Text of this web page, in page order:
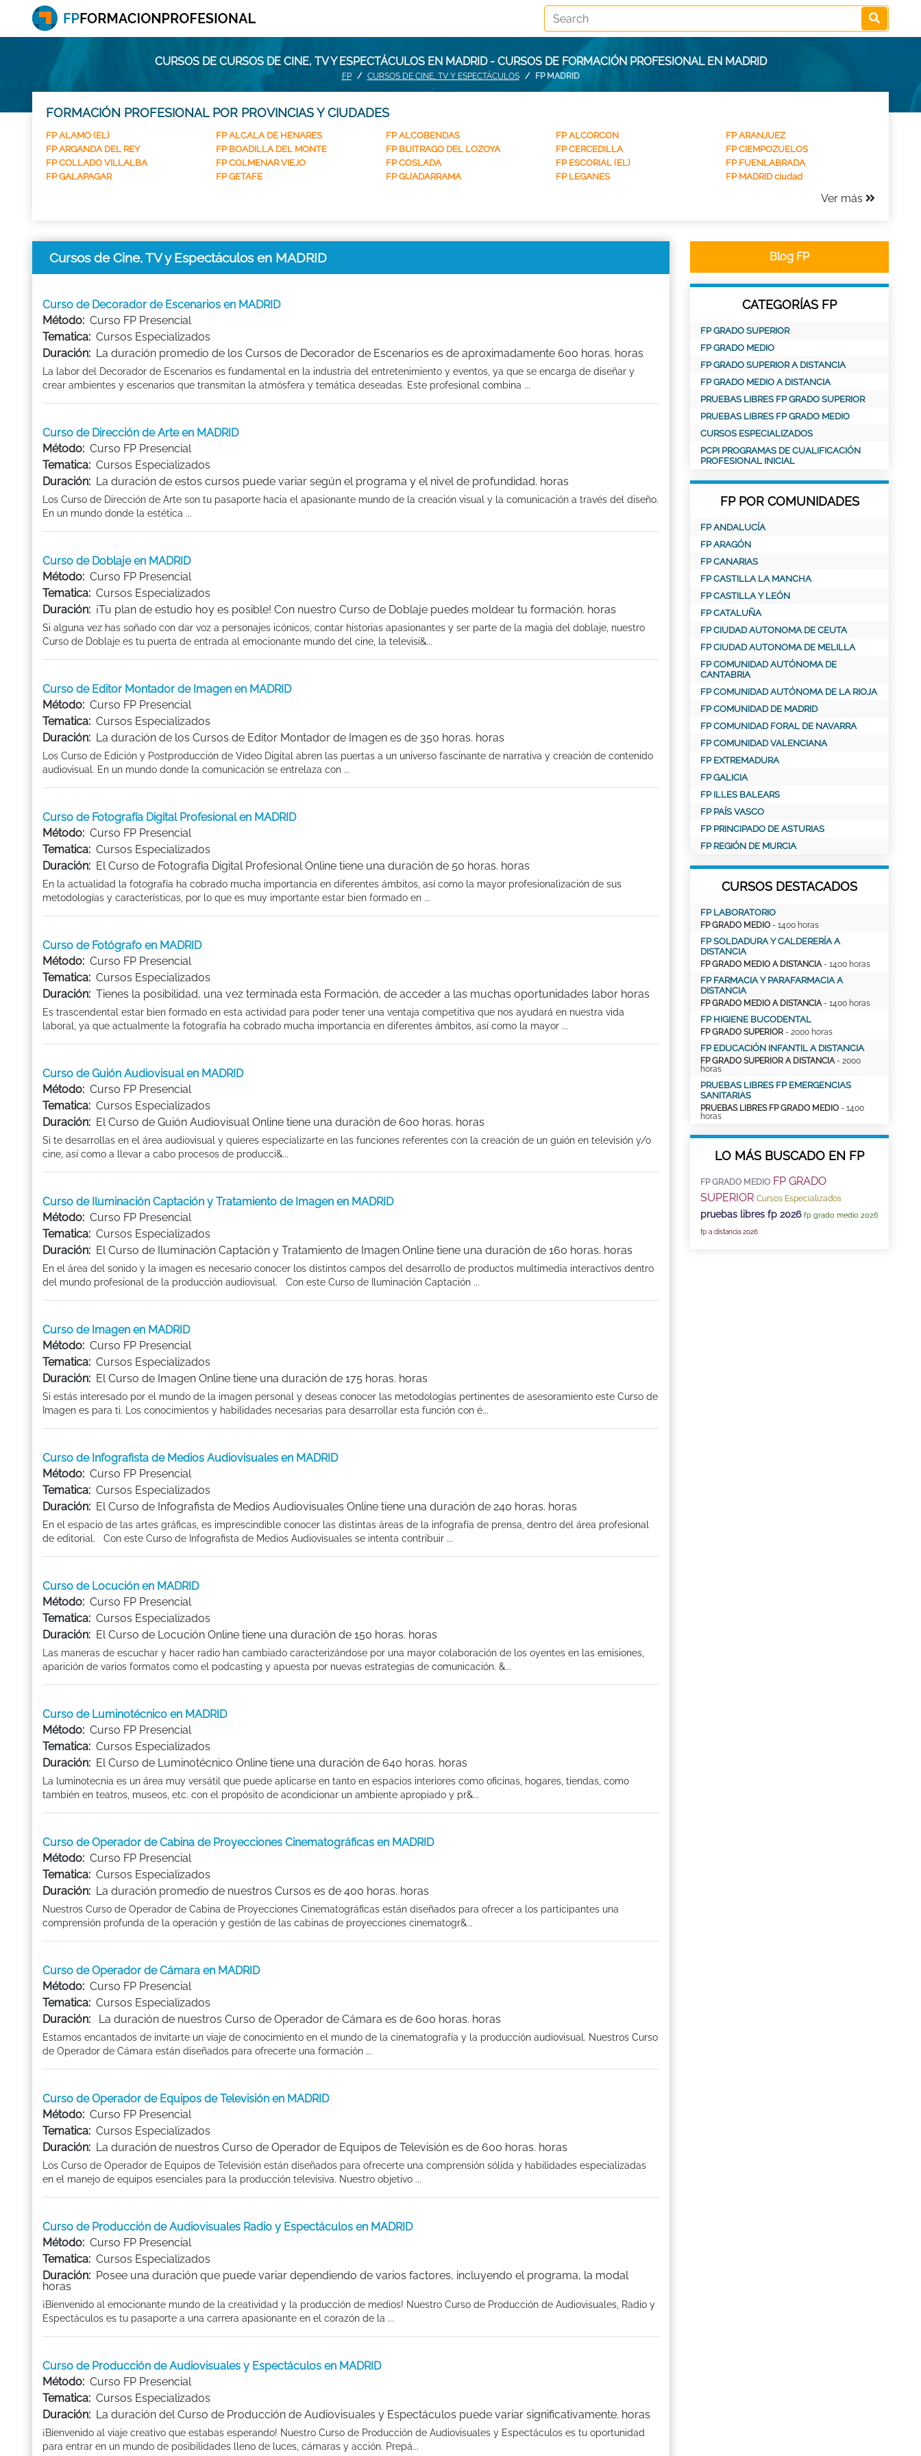
CURSOS DE CURSOS DE CINE, TV Y ESPECTÁCULOS EN MADRID - CURSOS DE FORMACIÓN PROFESIONAL EN MADRID
FP CURSOS DE CINE, TV Y ESPECTÁCULOS FP MADRID
FORMACIÓN PROFESIONAL POR PROVINCIAS Y CIUDADES
FP ALAMO (EL) FP ALCALA DE HENARES FP ALCOBENDAS FP ALCORCON
FP ARANJUEZ
FP ARGANDA DEL REY
FP BOADILLA DEL MONTE FP BUITRAGO DEL LOZOYA FP CERCEDILLA
FP CIEMPOZUELOS
FP COLLADO VILLALBA
FP COLMENAR VIEJO FP COSLADA FP ESCORIAL (EL)
FP FUENLABRADA
FP GALAPAGAR
FP GETAFE FP GUADARRAMA FP LEGANES FP MADRID ciudad
Ver más
Cursos de Cine, TV y Espectáculos en MADRID
Curso de Decorador de Escenarios en MADRID
Método: Curso FP Presencial
Tematica: Cursos Especializados
Duración: La duración promedio de los Cursos de Decorador de Escenarios es de aproximadamente 600 horas. horas
La labor del Decorador de Escenarios es fundamental en la industria del entretenimiento y eventos, ya que se encarga de diseñar y
crear ambientes y escenarios que transmitan la atmósfera y temática deseadas. Este profesional combina ...
Curso de Dirección de Arte en MADRID
Método: Curso FP Presencial
Tematica: Cursos Especializados
Duración: La duración de estos cursos puede variar según el programa y el nivel de profundidad. horas
Los Curso de Dirección de Arte son tu pasaporte hacia el apasionante mundo de la creación visual y la comunicación a través del diseño.
En un mundo donde la estética ...
Curso de Doblaje en MADRID
Método: Curso FP Presencial
Tematica: Cursos Especializados
Duración: ¡Tu plan de estudio hoy es posible! Con nuestro Curso de Doblaje puedes moldear tu formación. horas
Si alguna vez has soñado con dar voz a personajes icónicos, contar historias apasionantes y ser parte de la magia del doblaje, nuestro
Curso de Doblaje es tu puerta de entrada al emocionante mundo del cine, la televisi&...
Curso de Editor Montador de Imagen en MADRID
Método: Curso FP Presencial
Tematica: Cursos Especializados
Duración: La duración de los Cursos de Editor Montador de Imagen es de 350 horas. horas
Los Curso de Edición y Postproducción de Vídeo Digital abren las puertas a un universo fascinante de narrativa y creación de contenido
audiovisual. En un mundo donde la comunicación se entrelaza con ...
Curso de Fotografía Digital Profesional en MADRID
Método: Curso FP Presencial
Tematica: Cursos Especializados
Duración: El Curso de Fotografía Digital Profesional Online tiene una duración de 50 horas. horas
En la actualidad la fotografía ha cobrado mucha importancia en diferentes ámbitos, así como la mayor profesionalización de sus
metodologías y características, por lo que es muy importante estar bien formado en ...
Curso de Fotógrafo en MADRID
Método: Curso FP Presencial
Tematica: Cursos Especializados
Duración: Tienes la posibilidad, una vez terminada esta Formación, de acceder a las muchas oportunidades labor horas
Es trascendental estar bien formado en esta actividad para poder tener una ventaja competitiva que nos ayudará en nuestra vida
laboral, ya que actualmente la fotografía ha cobrado mucha importancia en diferentes ámbitos, así como la mayor ...
Curso de Guión Audiovisual en MADRID
Método: Curso FP Presencial
Tematica: Cursos Especializados
Duración: El Curso de Guión Audiovisual Online tiene una duración de 600 horas. horas
Si te desarrollas en el área audiovisual y quieres especializarte en las funciones referentes con la creación de un guión en televisión y/o
cine, así como a llevar a cabo procesos de producci&...
Curso de Iluminación Captación y Tratamiento de Imagen en MADRID
Método: Curso FP Presencial
Tematica: Cursos Especializados
Duración: El Curso de Iluminación Captación y Tratamiento de Imagen Online tiene una duración de 160 horas. horas
En el área del sonido y la imagen es necesario conocer los distintos campos del desarrollo de productos multimedia interactivos dentro
del mundo profesional de la producción audiovisual. Con este Curso de Iluminación Captación ...
Curso de Imagen en MADRID
Método: Curso FP Presencial
Tematica: Cursos Especializados
Duración: El Curso de Imagen Online tiene una duración de 175 horas. horas
Si estás interesado por el mundo de la imagen personal y deseas conocer las metodologías pertinentes de asesoramiento este Curso de
Imagen es para ti. Los conocimientos y habilidades necesarias para desarrollar esta función con é...
Curso de Infografista de Medios Audiovisuales en MADRID
Método: Curso FP Presencial
Tematica: Cursos Especializados
Duración: El Curso de Infografista de Medios Audiovisuales Online tiene una duración de 240 horas. horas
En el espacio de las artes gráficas, es imprescindible conocer las distintas áreas de la infografía de prensa, dentro del área profesional
de editorial. Con este Curso de Infografista de Medios Audiovisuales se intenta contribuir ...
Curso de Locución en MADRID
Método: Curso FP Presencial
Tematica: Cursos Especializados
Duración: El Curso de Locución Online tiene una duración de 150 horas. horas
Las maneras de escuchar y hacer radio han cambiado caracterizándose por una mayor colaboración de los oyentes en las emisiones,
aparición de varios formatos como el podcasting y apuesta por nuevas estrategias de comunicación. &...
Curso de Luminotécnico en MADRID
Método: Curso FP Presencial
Tematica: Cursos Especializados
Duración: El Curso de Luminotécnico Online tiene una duración de 640 horas. horas
La luminotecnia es un área muy versátil que puede aplicarse en tanto en espacios interiores como oficinas, hogares, tiendas, como
también en teatros, museos, etc. con el propósito de acondicionar un ambiente apropiado y pr&...
Curso de Operador de Cabina de Proyecciones Cinematográficas en MADRID
Método: Curso FP Presencial
Tematica: Cursos Especializados
Duración: La duración promedio de nuestros Cursos es de 400 horas. horas
Nuestros Curso de Operador de Cabina de Proyecciones Cinematográficas están diseñados para ofrecer a los participantes una
comprensión profunda de la operación y gestión de las cabinas de proyecciones cinematogr&...
Curso de Operador de Cámara en MADRID
Método: Curso FP Presencial
Tematica: Cursos Especializados
Duración:
La duración de nuestros Curso de Operador de Cámara es de 600 horas. horas
Estamos encantados de invitarte un viaje de conocimiento en el mundo de la cinematografía y la producción audiovisual. Nuestros Curso
de Operador de Cámara están diseñados para ofrecerte una formación ...
Curso de Operador de Equipos de Televisión en MADRID
Método: Curso FP Presencial
Tematica: Cursos Especializados
Duración: La duración de nuestros Curso de Operador de Equipos de Televisión es de 600 horas. horas
Los Curso de Operador de Equipos de Televisión están diseñados para ofrecerte una comprensión sólida y habilidades especializadas
en el manejo de equipos esenciales para la producción televisiva. Nuestro objetivo ...
Curso de Producción de Audiovisuales Radio y Espectáculos en MADRID
Método: Curso FP Presencial
Tematica: Cursos Especializados
Duración: Posee una duración que puede variar dependiendo de varios factores, incluyendo el programa, la modal
horas
¡Bienvenido al emocionante mundo de la creatividad y la producción de medios! Nuestro Curso de Producción de Audiovisuales, Radio y
Espectáculos es tu pasaporte a una carrera apasionante en el corazón de la ...
Curso de Producción de Audiovisuales y Espectáculos en MADRID
Método: Curso FP Presencial
Tematica: Cursos Especializados
Duración: La duración del Curso de Producción de Audiovisuales y Espectáculos puede variar significativamente. horas
¡Bienvenido al viaje creativo que estabas esperando! Nuestro Curso de Producción de Audiovisuales y Espectáculos es tu oportunidad
para entrar en un mundo de posibilidades lleno de luces, cámaras y acción. Prepá...
Blog FP
CATEGORÍAS FP
FP GRADO SUPERIOR
FP GRADO MEDIO
FP GRADO SUPERIOR A DISTANCIA
FP GRADO MEDIO A DISTANCIA
PRUEBAS LIBRES FP GRADO SUPERIOR
PRUEBAS LIBRES FP GRADO MEDIO
CURSOS ESPECIALIZADOS
PCPI PROGRAMAS DE CUALIFICACIÓN
PROFESIONAL INICIAL
FP POR COMUNIDADES
FP ANDALUCÍA
FP ARAGÓN
FP CANARIAS
FP CASTILLA LA MANCHA
FP CASTILLA Y LEÓN
FP CATALUÑA
FP CIUDAD AUTONOMA DE CEUTA
FP CIUDAD AUTONOMA DE MELILLA
FP COMUNIDAD AUTÓNOMA DE
CANTABRIA
FP COMUNIDAD AUTÓNOMA DE LA RIOJA
FP COMUNIDAD DE MADRID
FP COMUNIDAD FORAL DE NAVARRA
FP COMUNIDAD VALENCIANA
FP EXTREMADURA
FP GALICIA
FP ILLES BALEARS
FP PAÍS VASCO
FP PRINCIPADO DE ASTURIAS
FP REGIÓN DE MURCIA
CURSOS DESTACADOS
FP LABORATORIO
FP GRADO MEDIO - 1400 horas
FP SOLDADURA Y CALDERERÍA A
DISTANCIA
FP GRADO MEDIO A DISTANCIA- 1400 horas
FP FARMACIA Y PARAFARMACIA A
DISTANCIA
FP GRADO MEDIO A DISTANCIA- 1400 horas
FP HIGIENE BUCODENTAL
FP GRADO SUPERIOR - 2000 horas
FP EDUCACIÓN INFANTIL A DISTANCIA
FP GRADO SUPERIOR A DISTANCIA- 2000
horas
PRUEBAS LIBRES FP EMERGENCIAS
SANITARIAS
PRUEBAS LIBRES FP GRADO MEDIO - 1400
horas
LO MÁS BUSCADO EN FP
FP GRADO MEDIO FP GRADO
SUPERIOR Cursos Especializados
pruebas libres fp 2026 fp grado medio 2026
fp a distancia 2026